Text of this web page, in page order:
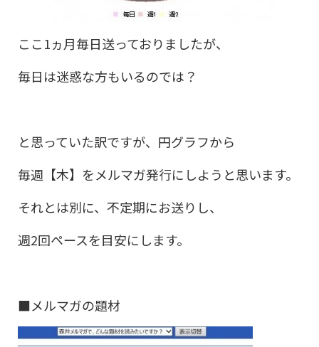
ここ1ヵ月毎日送っておりましたが、
毎日は迷惑な方もいるのでは？
と思っていた訳ですが、円グラフから
毎週【木】をメルマガ発行にしようと思います。
それとは別に、不定期にお送りし、
週2回ペースを目安にします。
■メルマガの題材